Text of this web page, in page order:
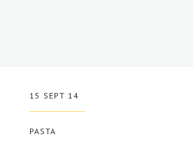
15 SEPT 14
PASTA